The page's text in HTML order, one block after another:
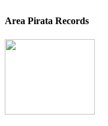
Area Pirata Records